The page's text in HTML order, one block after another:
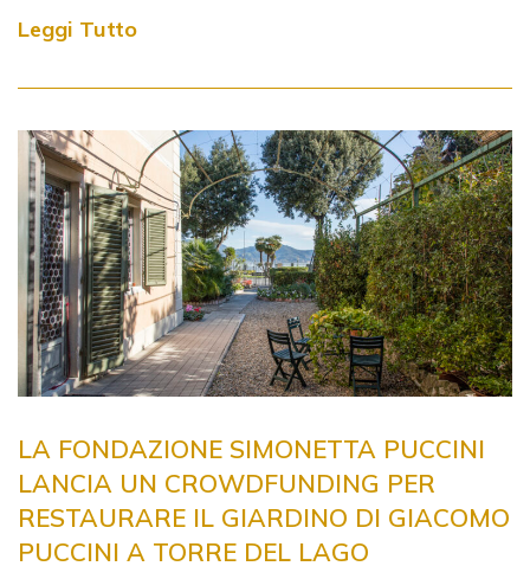
Leggi Tutto
LA FONDAZIONE SIMONETTA PUCCINI
LANCIA UN CROWDFUNDING PER
RESTAURARE IL GIARDINO DI GIACOMO
PUCCINI A TORRE DEL LAGO